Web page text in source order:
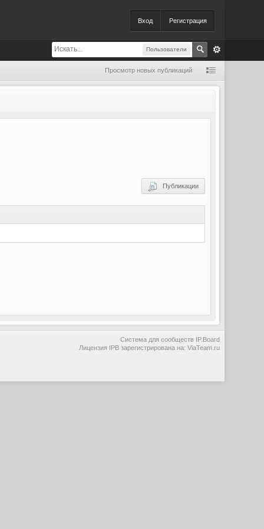
Вход Регистрация
Пользователи
Просмотр новых публикаций
Публикации
Система для сообществ IP.Board
Лицензия IPB зарегистрирована на: ViaTeam.ru